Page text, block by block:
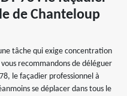
de Chanteloup
tâche qui exige concentration
recommandons de déléguer
le façadier professionnel à
se déplacer dans tous le